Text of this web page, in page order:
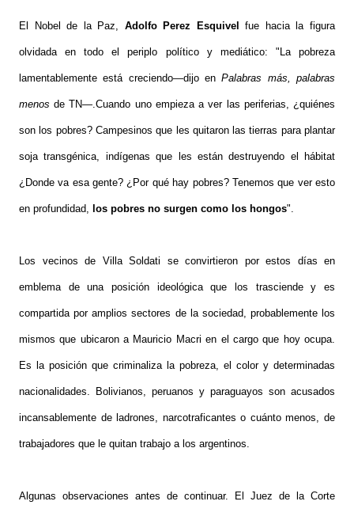
El Nobel de la Paz, Adolfo Perez Esquivel fue hacia la figura
olvidada en todo el periplo político y mediático: "La pobreza
lamentablemente está creciendo—dijo enPalabras más, palabras
menos de TN—.Cuando uno empieza a ver las periferias, ¿quiénes
son los pobres? Campesinos que les quitaron las tierras para plantar
soja transgénica, indígenas que les están destruyendo el hábitat
¿Donde va esa gente? ¿Por qué hay pobres? Tenemos que ver esto
en profundidad, los pobres no surgen como los hongos".
Los vecinos de Villa Soldati se convirtieron por estos días en
emblema de una posición ideológica que los trasciende y es
compartida por amplios sectores de la sociedad, probablemente los
mismos que ubicaron a Mauricio Macri en el cargo que hoy ocupa.
Es la posición que criminaliza la pobreza, el color y determinadas
nacionalidades. Bolivianos, peruanos y paraguayos son acusados
incansablemente de ladrones, narcotraficantes o cuánto menos, de
trabajadores que le quitan trabajo a los argentinos.
Algunas observaciones antes de continuar. El Juez de la Corte